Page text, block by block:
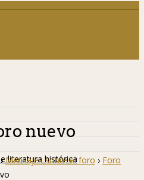
literatura histórica
nuevo
› Mensajes sobre el foro › Foro